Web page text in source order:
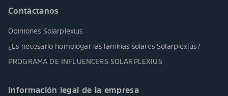
Contáctanos
Opiniones Solarplexius
¿Es necesario homologar las láminas solares Solarplexius?
PROGRAMA DE INFLUENCERS SOLARPLEXIUS
Información legal de la empresa